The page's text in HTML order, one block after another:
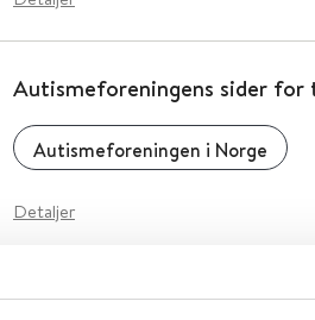
Autismeforeningens sider
Autismeforeningen i Norge
Detaljer
Autisme - Er foreldrerettede